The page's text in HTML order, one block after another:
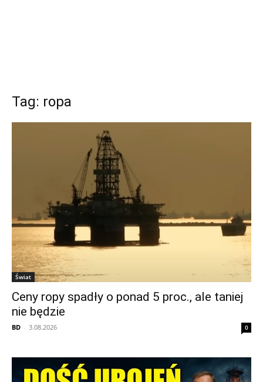
Tag: ropa
Świat
Ceny ropy spadły o ponad 5 proc., ale taniej
nie będzie
BD - 3.08.2026 0